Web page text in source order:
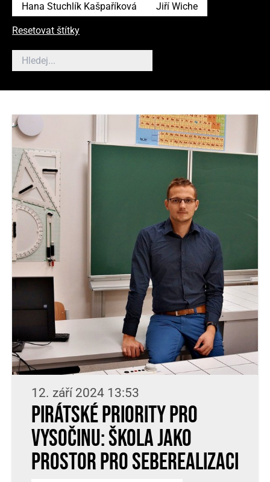
Hana Stuchlík Kašpaříková
Jiří Wiche
Resetovat štítky
12. září 2024 13:53
Pirátské priority pro
Vysočinu: Škola jako
prostor pro seberealizaci